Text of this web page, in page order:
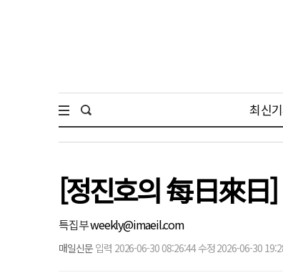
최신
[정진호의 每日來日]
특집부weekly@imaeil.com
매일신문 입력 2026-06-30 08:26:44 수정 2026-06-30